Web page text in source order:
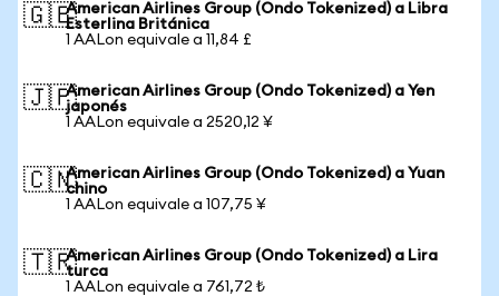
🇬🇧American Airlines Group (Ondo Tokenized) a Libra
Esterlina Británica
1 AALon equivale a 11,84 £
🇯🇵American Airlines Group (Ondo Tokenized) a Yen
japonés
1 AALon equivale a 2520,12 ¥
🇨🇳American Airlines Group (Ondo Tokenized) a Yuan
chino
1 AALon equivale a 107,75 ¥
🇹🇷American Airlines Group (Ondo Tokenized) a Lira
turca
1 AALon equivale a 761,72 ₺